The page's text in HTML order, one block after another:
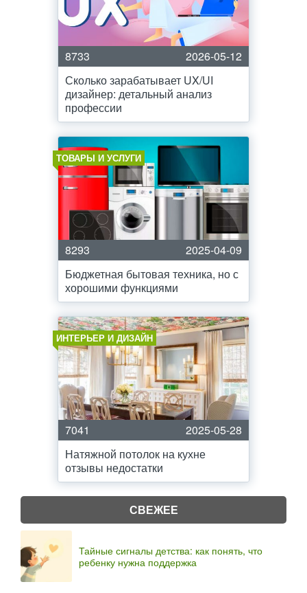
8733
2026-05-12
Сколько зарабатывает UX/UI
дизайнер: детальный анализ
профессии
ТОВАРЫ И УСЛУГИ
8293
2025-04-09
Бюджетная бытовая техника, но с
хорошими функциями
ИНТЕРЬЕР И ДИЗАЙН
7041
2025-05-28
Натяжной потолок на кухне
отзывы недостатки
СВЕЖЕЕ
Тайные сигналы детства: как понять, что
ребенку нужна поддержка